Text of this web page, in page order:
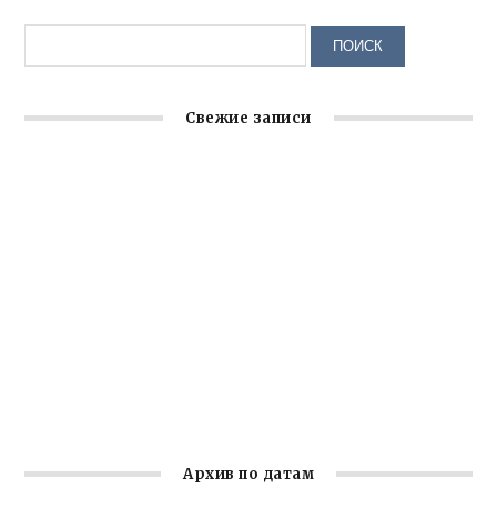
Свежие записи
Архив по датам